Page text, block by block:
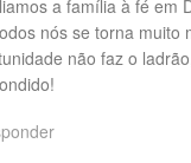
a família à fé em
nós se torna muito
não faz o